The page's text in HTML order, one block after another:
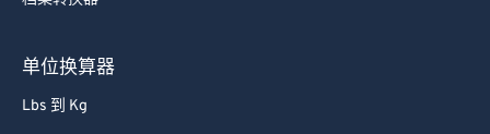
单位换算器
Lbs 到 Kg